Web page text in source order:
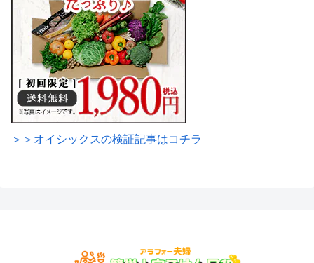
＞＞オイシックスの検証記事はコチラ